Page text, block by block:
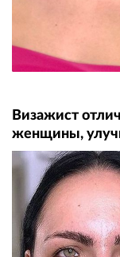
Визажист
женщины,